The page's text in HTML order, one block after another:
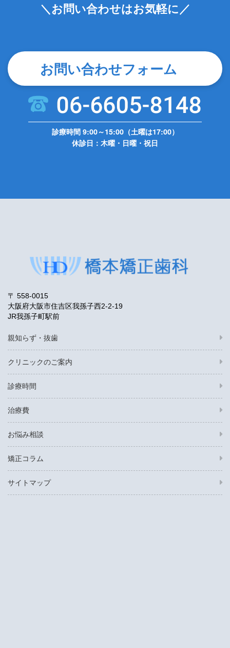
＼お問い合わせはお気軽に／
お問い合わせフォーム
診療時間 9:00～15:00（土曜は17:00）
休診日：木曜・日曜・祝日
〒 558-0015
大阪府大阪市住吉区我孫子西2-2-19
JR我孫子町駅前
親知らず・抜歯
クリニックのご案内
診療時間
治療費
お悩み相談
矯正コラム
サイトマップ